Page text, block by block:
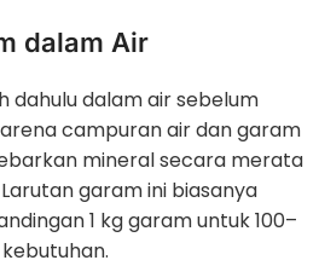
dalam Air
dahulu dalam air sebelum
campuran air dan garam
mineral secara merata
garam ini biasanya
1 kg garam untuk 100–